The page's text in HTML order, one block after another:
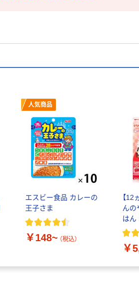
人気商品
エスビー食品 カレーの
王子さま
￥148~ （税込）
【12
んの
はん
ン
￥